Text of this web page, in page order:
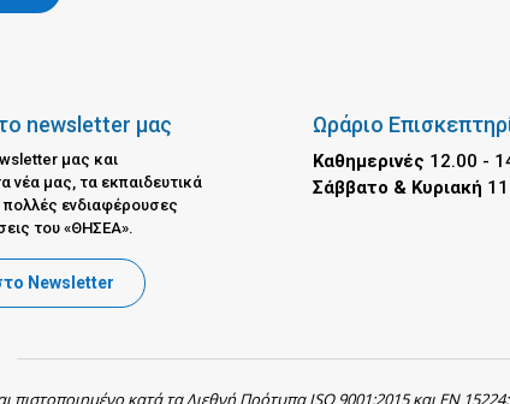
newsletter μας
μας και
νέα μας, τα εκπαιδευτικά
πολλές ενδιαφέρουσες
του «ΘΗΣΕΑ».
Newsletter
Ωράριο
Καθημερινές 12.00 -
Σάββατο & Κυριακή